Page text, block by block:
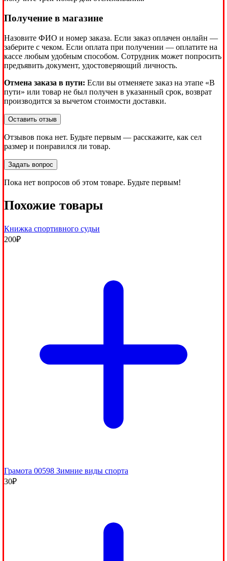
Получение в магазине
Назовите ФИО и номер заказа. Если заказ оплачен онлайн —
заберите с чеком. Если оплата при получении — оплатите на
кассе любым удобным способом. Сотрудник может попросить
предъявить документ, удостоверяющий личность.
Отмена заказа в пути: Если вы отменяете заказ на этапе «В
пути» или товар не был получен в указанный срок, возврат
производится за вычетом стоимости доставки.
Оставить отзыв
Отзывов пока нет. Будьте первым — расскажите, как сел
размер и понравился ли товар.
Задать вопрос
Пока нет вопросов об этом товаре. Будьте первым!
Похожие товары
Книжка спортивного судьи
200₽
Грамота 00598 Зимние виды спорта
30₽